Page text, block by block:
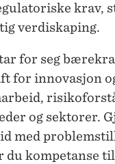
krav,
verdiskaping.
for seg
for innovasjon
og sektorer.
med
du kompetanse